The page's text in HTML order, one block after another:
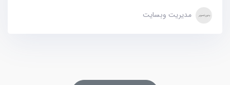
مدیریت وبسایت